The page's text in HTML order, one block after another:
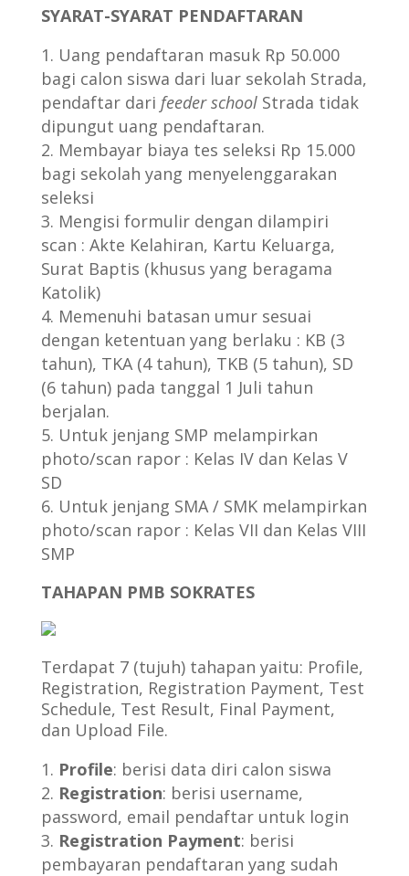
SYARAT-SYARAT PENDAFTARAN
Uang pendaftaran masuk Rp 50.000
bagi calon siswa dari luar sekolah Strada,
pendaftar dari feeder school Strada tidak
dipungut uang pendaftaran.
Membayar biaya tes seleksi Rp 15.000
bagi sekolah yang menyelenggarakan
seleksi
Mengisi formulir dengan dilampiri
scan : Akte Kelahiran, Kartu Keluarga,
Surat Baptis (khusus yang beragama
Katolik)
Memenuhi batasan umur sesuai
dengan ketentuan yang berlaku : KB (3
tahun), TKA (4 tahun), TKB (5 tahun), SD
(6 tahun) pada tanggal 1 Juli tahun
berjalan.
Untuk jenjang SMP melampirkan
photo/scan rapor : Kelas IV dan Kelas V
SD
Untuk jenjang SMA / SMK melampirkan
photo/scan rapor : Kelas VII dan Kelas VIII
SMP
TAHAPAN PMB SOKRATES
Terdapat 7 (tujuh) tahapan yaitu: Profile,
Registration, Registration Payment, Test
Schedule, Test Result, Final Payment,
dan Upload File.
Profile: berisi data diri calon siswa
Registration: berisi username,
password, email pendaftar untuk login
Registration Payment: berisi
pembayaran pendaftaran yang sudah